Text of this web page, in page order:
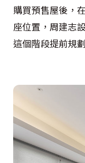
購買預售屋後，
座位置，周建志
這個階段提前規